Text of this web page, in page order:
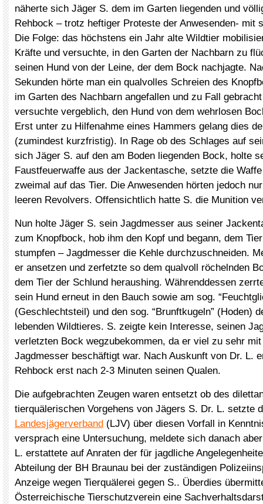
näherte sich Jäger S. dem im Garten liegenden und
Rehbock – trotz heftiger Proteste der Anwesenden- mit
Die Folge: das höchstens ein Jahr alte Wildtier
Kräfte und versuchte, in den Garten der Nachbarn zu
seinen Hund von der Leine, der dem Bock nachjagte.
Sekunden hörte man ein qualvolles Schreien des
im Garten des Nachbarn angefallen und zu Fall
versuchte vergeblich, den Hund von dem wehrlosen
Erst unter zu Hilfenahme eines Hammers gelang dies
(zumindest kurzfristig). In Rage ob des Schlages auf
sich Jäger S. auf den am Boden liegenden Bock, holte
Faustfeuerwaffe aus der Jackentasche, setzte die
zweimal auf das Tier. Die Anwesenden hörten jedoch
leeren Revolvers. Offensichtlich hatte S. die Munition
Nun holte Jäger S. sein Jagdmesser aus seiner
zum Knopfbock, hob ihm den Kopf und begann, dem
stumpfen – Jagdmesser die Kehle durchzuschneiden.
er ansetzen und zerfetzte so dem qualvoll röchelnden
dem Tier der Schlund heraushing. Währenddessen
sein Hund erneut in den Bauch sowie am sog.
(Geschlechtsteil) und den sog. “Brunftkugeln” (Hoden)
lebenden Wildtieres. S. zeigte kein Interesse, seinen
verletzten Bock wegzubekommen, da er viel zu sehr
Jagdmesser beschäftigt war. Nach Auskunft von Dr. L.
Rehbock erst nach 2-3 Minuten seinen Qualen.
Die aufgebrachten Zeugen waren entsetzt ob des
tierquälerischen Vorgehens von Jägers S. Dr. L. setzte
Landesjägerverband (LJV) über diesen Vorfall in
versprach eine Untersuchung, meldete sich danach
L. erstattete auf Anraten der für jagdliche
Abteilung der BH Braunau bei der zuständigen
Anzeige wegen Tierquälerei gegen S.. Überdies
Österreichische Tierschutzverein eine